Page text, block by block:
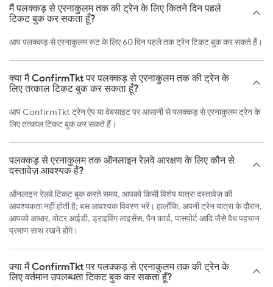
मैं पलक्कड़ से एरनाकुलम तक की ट्रेन के लिए कितने दिन पहले
टिकट बुक कर सकता हूँ?
आप पलक्कड़ से एरनाकुलम रूट के लिए 60 दिन पहले तक ट्रेन टिकट बुक कर सकते हैं।
क्या मैं ConfirmTkt पर पलक्कड़ से एरनाकुलम तक की ट्रेन के
लिए तत्काल टिकट बुक कर सकता हूँ?
आप ConfirmTkt ट्रेन ऐप या वेबसाइट पर आसानी से पलक्कड़ से एरनाकुलम ट्रेन के
लिए तत्काल टिकट बुक कर सकते हैं।
पलक्कड़ से एरनाकुलम तक ऑनलाइन रेलवे आरक्षण के लिए कौन से
दस्तावेज़ आवश्यक हैं?
ऑनलाइन रेलवे टिकट बुक करते समय, आपको किसी विशेष यात्रा दस्तावेज़ की
आवश्यकता नहीं होती है; बस आवश्यक विवरण भरें। हालाँकि, अपनी ट्रेन यात्रा के दौरान,
आपको आधार, वोटर आईडी, ड्राइविंग लाइसेंस, पैन कार्ड, पासपोर्ट आदि जैसे वैध पहचान
प्रमाण साथ रखने होंगे।
क्या मैं ConfirmTkt पर पलक्कड़ से एरनाकुलम तक की ट्रेन के
लिए वर्तमान उपलब्धता टिकट बुक कर सकता हूँ?